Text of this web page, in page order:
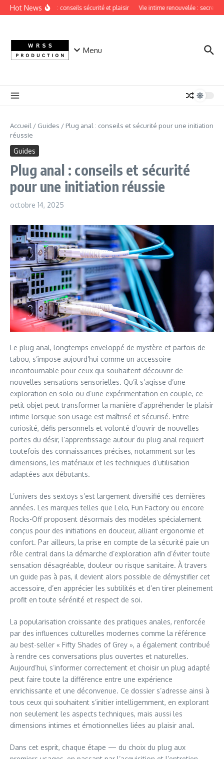
Aller au contenu
Hot News
Sextoy vaginal : conseils sécurité et plaisir Vie intime renouvelée : secrets
Menu
Accueil / Guides / Plug anal : conseils et sécurité pour une initiation
réussie
Guides
Plug anal : conseils et sécurité
pour une initiation réussie
octobre 14, 2025
Le plug anal, longtemps enveloppé de mystère et parfois de
tabou, s’impose aujourd’hui comme un accessoire
incontournable pour ceux qui souhaitent découvrir de
nouvelles sensations sensorielles. Qu’il s’agisse d’une
exploration en solo ou d’une expérimentation en couple, ce
petit objet peut transformer la manière d’appréhender le plaisir
intime lorsque son usage est maîtrisé et sécurisé. Entre
curiosité, défis personnels et volonté d’ouvrir de nouvelles
portes du désir, l’apprentissage autour du plug anal requiert
toutefois des connaissances précises, notamment sur les
dimensions, les matériaux et les techniques d’utilisation
adaptées aux débutants.
L’univers des sextoys s’est largement diversifié ces dernières
années. Les marques telles que Lelo, Fun Factory ou encore
Rocks-Off proposent désormais des modèles spécialement
conçus pour des initiations en douceur, alliant ergonomie et
confort. Par ailleurs, la prise en compte de la sécurité paie un
rôle central dans la démarche d’exploration afin d’éviter toute
sensation désagréable, douleur ou risque sanitaire. À travers
un guide pas à pas, il devient alors possible de démystifier cet
accessoire, d’en apprécier les subtilités et d’en tirer pleinement
profit en toute sérénité et respect de soi.
La popularisation croissante des pratiques anales, renforcée
par des influences culturelles modernes comme la référence
au best-seller « Fifty Shades of Grey », a également contribué
à rendre ces conversations plus ouvertes et naturelles.
Aujourd’hui, s’informer correctement et choisir un plug adapté
peut faire toute la différence entre une expérience
enrichissante et une déconvenue. Ce dossier s’adresse ainsi à
tous ceux qui souhaitent s’initier intelligemment, en explorant
non seulement les aspects techniques, mais aussi les
dimensions intimes et émotionnelles liées au plaisir anal.
Dans cet esprit, chaque étape — du choix du plug aux